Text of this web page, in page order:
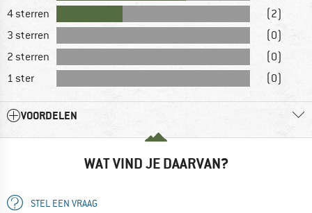
4 sterren
(2)
3 sterren
(0)
2 sterren
(0)
1 ster
(0)
VOORDELEN
WAT VIND JE DAARVAN?
STEL EEN VRAAG